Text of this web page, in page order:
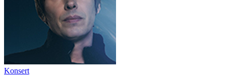
Konsert